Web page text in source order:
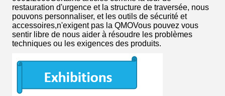
restauration d'urgence et la structure de traversée, nous
pouvons personnaliser, et les outils de sécurité et
accessoires,n'exigent pas la QMOVous pouvez vous
sentir libre de nous aider à résoudre les problèmes
techniques ou les exigences des produits.